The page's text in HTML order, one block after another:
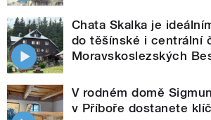
Chata Skalka je
do těšínské i centrální
Moravskoslezských
V rodném domě
v Příboře dostanete